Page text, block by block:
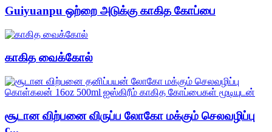
Guiyuanpu ஒற்றை அடுக்கு காகித கோப்பை
காகித வைக்கோல்
சூடான விற்பனை விருப்ப லோகோ மக்கும் செலவழிப்பு
c...